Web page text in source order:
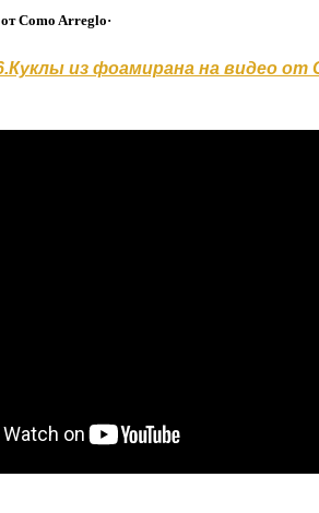
Como Arreglo·
из фоамирана на видео от